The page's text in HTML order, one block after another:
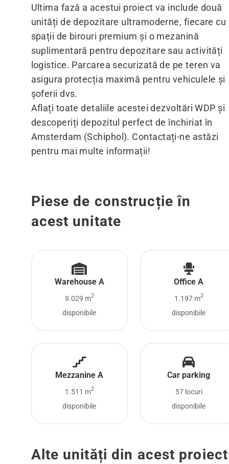
Ultima fază a acestui proiect va include două
unități de depozitare ultramoderne, fiecare cu
spații de birouri premium și o mezanină
suplimentară pentru depozitare sau activități
logistice. Parcarea securizată de pe teren va
asigura protecția maximă pentru vehiculele și
șoferii dvs.
Aflați toate detaliile acestei dezvoltări WDP și
descoperiți depozitul perfect de închiriat în
Amsterdam (Schiphol). Contactați-ne astăzi
pentru mai multe informații!
Piese de construcție în
acest unitate
Warehouse A
9.029 m2
disponibile
Office A
1.197 m2
disponibile
Mezzanine A
1.511 m2
disponibile
Car parking
57 locuri
disponibile
Alte unități din acest proiect